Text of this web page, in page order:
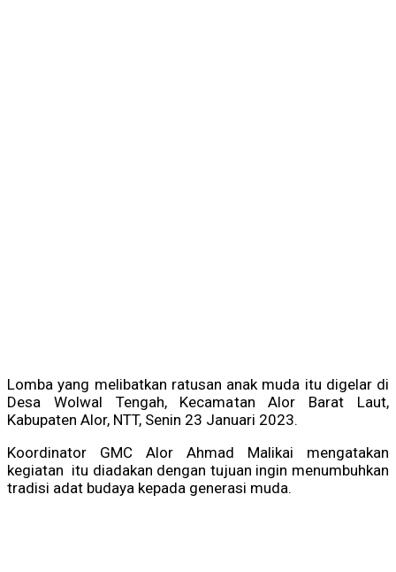
Lomba yang melibatkan ratusan anak muda itu digelar di
Desa Wolwal Tengah, Kecamatan Alor Barat Laut,
Kabupaten Alor, NTT, Senin 23 Januari 2023.
Koordinator GMC Alor Ahmad Malikai mengatakan
kegiatan itu diadakan dengan tujuan ingin menumbuhkan
tradisi adat budaya kepada generasi muda.